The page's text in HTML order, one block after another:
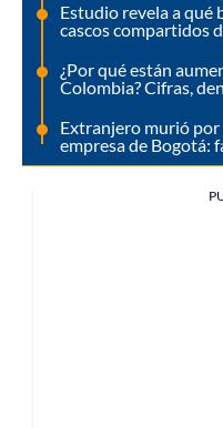
Estudio revela a qué
cascos compartidos
¿Por qué están
Colombia? Cifras,
Extranjero murió por
empresa de Bogotá: